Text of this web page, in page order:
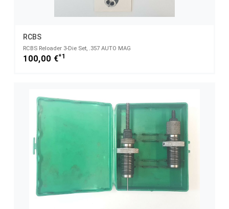
RCBS
RCBS Reloader 3-Die Set, .357 AUTO MAG
100,00 €*1